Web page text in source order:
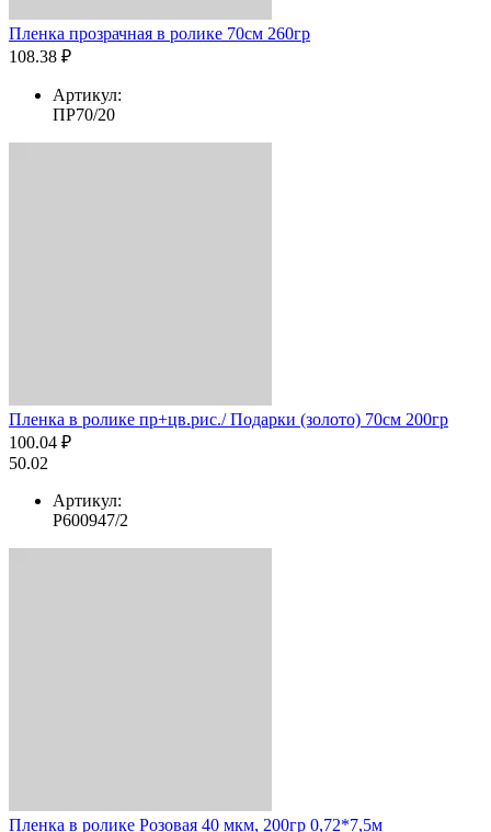
Пленка прозрачная в ролике 70см 260гр
108.38 ₽
Артикул:
ПР70/20
Пленка в ролике пр+цв.рис./ Подарки (золото) 70см 200гр
100.04 ₽
50.02
Артикул:
Р600947/2
Пленка в ролике Розовая 40 мкм, 200гр 0,72*7,5м